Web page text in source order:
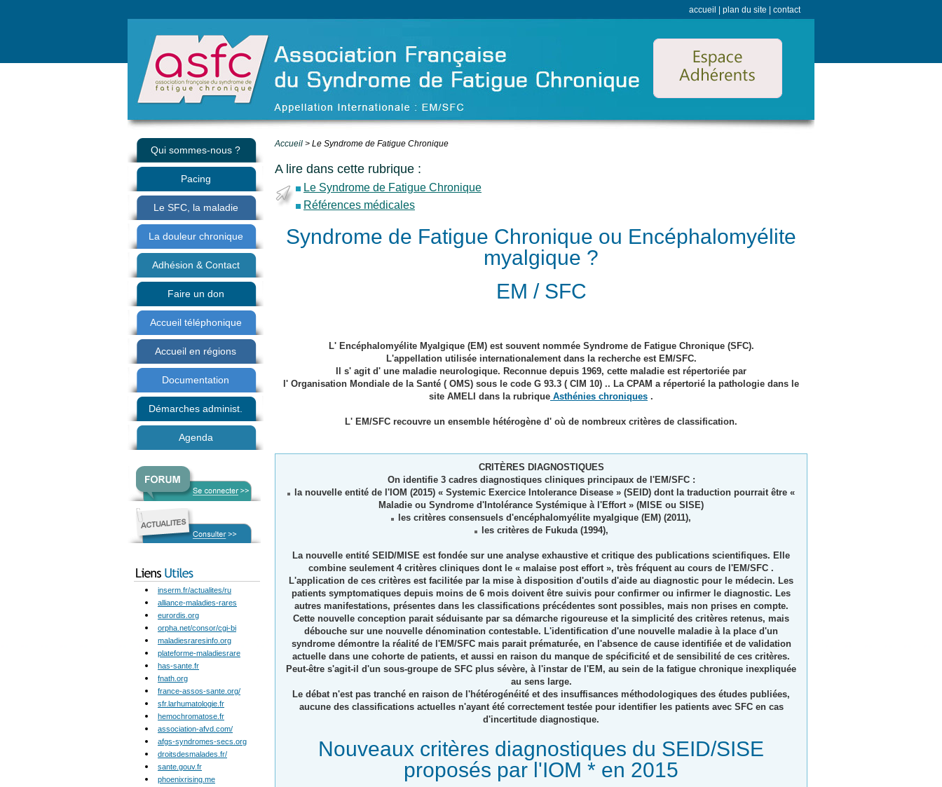
Accueil > Le Syndrome de Fatigue Chronique
A lire dans cette rubrique :
Le Syndrome de Fatigue Chronique
Références médicales
Syndrome de Fatigue Chronique ou Encéphalomyélite
myalgique ?
EM / SFC
L' Encéphalomyélite Myalgique (EM) est souvent nommée Syndrome de Fatigue Chronique (SFC).
L'appellation utilisée internationalement dans la recherche est EM/SFC.
Il s' agit d' une maladie neurologique. Reconnue depuis 1969, cette maladie est répertoriée par
l' Organisation Mondiale de la Santé ( OMS) sous le code G 93.3 ( CIM 10) .. La CPAM a répertorié la pathologie dans le
site AMELI dans la rubrique Asthénies chroniques .
L' EM/SFC recouvre un ensemble hétérogène d' où de nombreux critères de classification.
CRITÈRES DIAGNOSTIQUES
On identifie 3 cadres diagnostiques cliniques principaux de l'EM/SFC :
la nouvelle entité de l'IOM (2015) « Systemic Exercice Intolerance Disease » (SEID) dont la traduction pourrait être «
Maladie ou Syndrome d'Intolérance Systémique à l'Effort » (MISE ou SISE)
les critères consensuels d'encéphalomyélite myalgique (EM) (2011),
les critères de Fukuda (1994),
La nouvelle entité SEID/MISE est fondée sur une analyse exhaustive et critique des publications scientifiques. Elle
combine seulement 4 critères cliniques dont le « malaise post effort », très fréquent au cours de l'EM/SFC .
L'application de ces critères est facilitée par la mise à disposition d'outils d'aide au diagnostic pour le médecin. Les
patients symptomatiques depuis moins de 6 mois doivent être suivis pour confirmer ou infirmer le diagnostic. Les
autres manifestations, présentes dans les classifications précédentes sont possibles, mais non prises en compte.
Cette nouvelle conception parait séduisante par sa démarche rigoureuse et la simplicité des critères retenus, mais
débouche sur une nouvelle dénomination contestable. L'identification d'une nouvelle maladie à la place d'un
syndrome démontre la réalité de l'EM/SFC mais parait prématurée, en l'absence de cause identifiée et de validation
actuelle dans une cohorte de patients, et aussi en raison du manque de spécificité et de sensibilité de ces critères.
Peut-être s'agit-il d'un sous-groupe de SFC plus sévère, à l'instar de l'EM, au sein de la fatigue chronique inexpliquée
au sens large.
Le débat n'est pas tranché en raison de l'hétérogénéité et des insuffisances méthodologiques des études publiées,
aucune des classifications actuelles n'ayant été correctement testée pour identifier les patients avec SFC en cas
d'incertitude diagnostique.
Nouveaux critères diagnostiques du SEID/SISE
proposés par l'IOM * en 2015
Qui sommes-nous ?
Pacing
Le SFC, la maladie
La douleur chronique
Adhésion & Contact
Faire un don
Accueil téléphonique
Accueil en régions
Documentation
Démarches administ.
Agenda
inserm.fr/actualites/ru
alliance-maladies-rares
eurordis.org
orpha.net/consor/cgi-bi
maladiesraresinfo.org
plateforme-maladiesrare
has-sante.fr
fnath.org
france-assos-sante.org/
sfr.larhumatologie.fr
hemochromatose.fr
association-afvd.com/
afgs-syndromes-secs.org
droitsdesmalades.fr/
sante.gouv.fr
phoenixrising.me
accueil plan du site contact